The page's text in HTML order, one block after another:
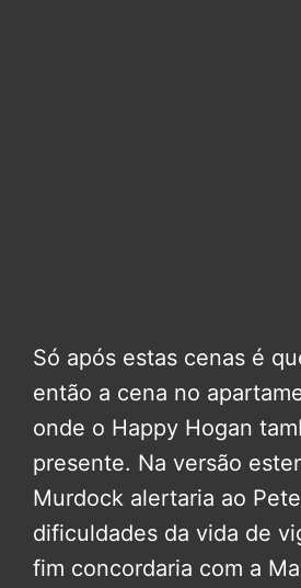
Só após estas cenas é
então a cena no
onde o Happy Hogan
presente. Na versão
Murdock alertaria ao
dificuldades da vida de
fim concordaria com a